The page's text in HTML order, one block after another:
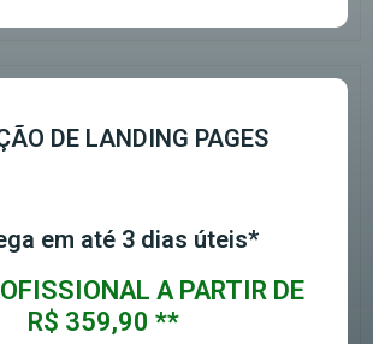
DE LANDING PAGES
em até 3 dias úteis*
A PARTIR DE
R$ 359,90 **